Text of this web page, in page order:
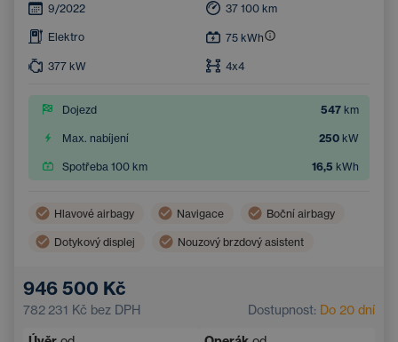
9/2022 37 100 km
Elektro 75 kWh
377 kW 4x4
Dojezd 547 km
Max. nabíjení 250 kW
Spotřeba 100 km 16,5 kWh
Hlavové airbagy Navigace Boční airbagy
Dotykový displej Nouzový brzdový asistent
Systém rozpoznávání únavy
946 500 Kč
782 231 Kč bez DPH Dostupnost: Do 20 dní